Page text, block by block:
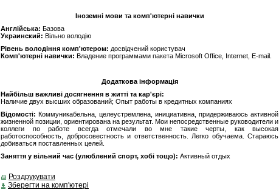
Іноземні мови та комп'ютерні навички
Англійська: Базова
Украинский: Вільно володію
Рівень володіння комп'ютером: досвідчений користувач
Комп'ютерні навички: Владение программами пакета Microsoft Office, Internet, E-mail.
Додаткова інформація
Найбільш важливі досягнення в житті та кар'єрі:
Наличие двух высших образований; Опыт работы в кредитных компаниях
Відомості: Коммуникабельна, целеустремлена, инициативна, придерживаюсь активной
жизненной позиции, ориентирована на результат. Мои непосредственные руководители и
коллеги по работе всегда отмечали во мне такие черты, как высокая
работоспособность, добросовестность и ответственность. Легко обучаема. Стараюсь
добиваться поставленных целей.
Заняття у вільний час (улюблений спорт, хобі тощо): Активный отдых
Роздрукувати
Зберегти на комп'ютері